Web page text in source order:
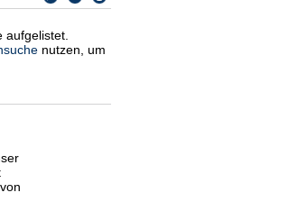
nutzen, um